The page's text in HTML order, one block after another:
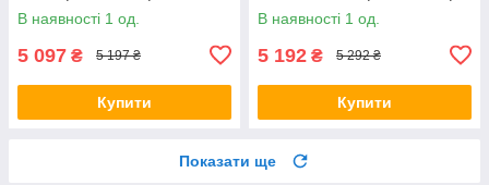
SSD + 500 GB HDD| Radeon
HD 6520G
В наявності 1 од.
5 097 ₴ 5 197 ₴
Купити
128 GB SSD| HD
В наявності 1 од.
5 192 ₴ 5 292 ₴
Купити
Показати ще